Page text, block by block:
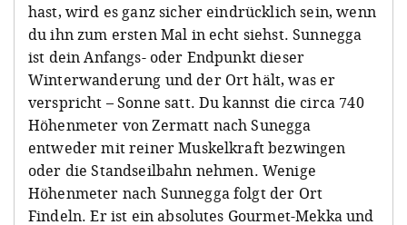
hast, wird es ganz sicher eindrücklich sein, wenn
du ihn zum ersten Mal in echt siehst. Sunnegga
ist dein Anfangs- oder Endpunkt dieser
Winterwanderung und der Ort hält, was er
verspricht – Sonne satt. Du kannst die circa 740
Höhenmeter von Zermatt nach Sunegga
entweder mit reiner Muskelkraft bezwingen
oder die Standseilbahn nehmen. Wenige
Höhenmeter nach Sunnegga folgt der Ort
Findeln. Er ist ein absolutes Gourmet-Mekka und